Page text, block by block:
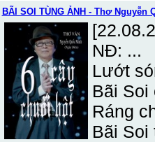
BÃI SOI TÙNG ẢNH - Thơ Nguyễn
NĐ: ...
Lướt
Bãi Soi
Ráng
Bãi Soi